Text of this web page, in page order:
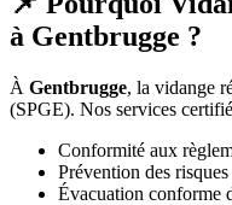
à Gentbrugge ?
À Gentbrugge, la vidange
(SPGE). Nos services
Conformité aux
Prévention des
Évacuation conforme